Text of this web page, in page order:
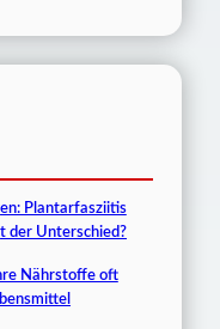
Plantarfasziitis
der Unterschied?
Nährstoffe oft